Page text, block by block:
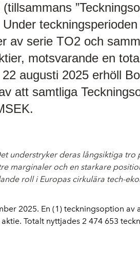
av serie TO2 och
motsvarande en
augusti 2025 erhöll
att samtliga
understryker deras långsiktiga
marginaler och en starkare
roll i Europas cirkulära tech-
2025. En (1) teckningsoption
Totalt nyttjades 2 474 653